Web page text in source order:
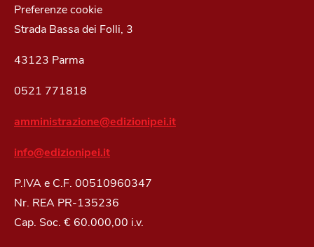
Preferenze cookie
Strada Bassa dei Folli, 3
43123 Parma
0521 771818
amministrazione@edizionipei.it
info@edizionipei.it
P.IVA e C.F. 00510960347
Nr. REA PR-135236
Cap. Soc. € 60.000,00 i.v.